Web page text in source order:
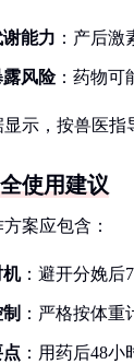
能力 ：产后
风险：药物可
示，按兽医指
使用建议
案应包含：
机：避开分娩后
：严格按体
：用药后48